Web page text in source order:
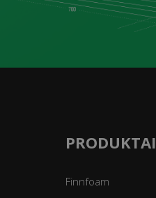
PRODUKTAI
Finnfoam